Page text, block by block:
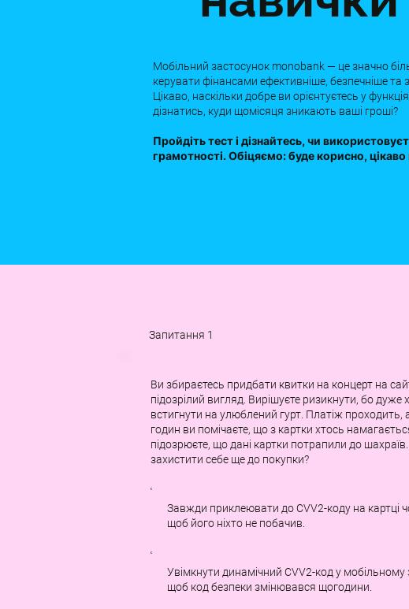
Запитання 1
Ви збираєтесь придбати квитки на концерт на
підозрілий вигляд. Вирішуєте ризикнути, бо дуже
встигнути на улюблений гурт. Платіж проходить,
годин ви помічаєте, що з картки хтось
підозрюєте, що дані картки потрапили до
захистити себе ще до покупки?
Завжди приклеювати до CVV2-коду на картці
щоб його ніхто не побачив.
Увімкнути динамічний CVV2-код у мобільному
щоб код безпеки змінювався щогодини.
Мобільний застосунок monobank — це значно
керувати фінансами ефективніше, безпечніше
Цікаво, наскільки добре ви орієнтуєтесь у
дізнатись, куди щомісяця зникають ваші гроші?
Пройдіть тест і дізнайтесь, чи
грамотності. Обіцяємо: буде корисно, цікаво